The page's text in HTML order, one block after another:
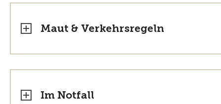
Maut & Verkehrsregeln
Im Notfall